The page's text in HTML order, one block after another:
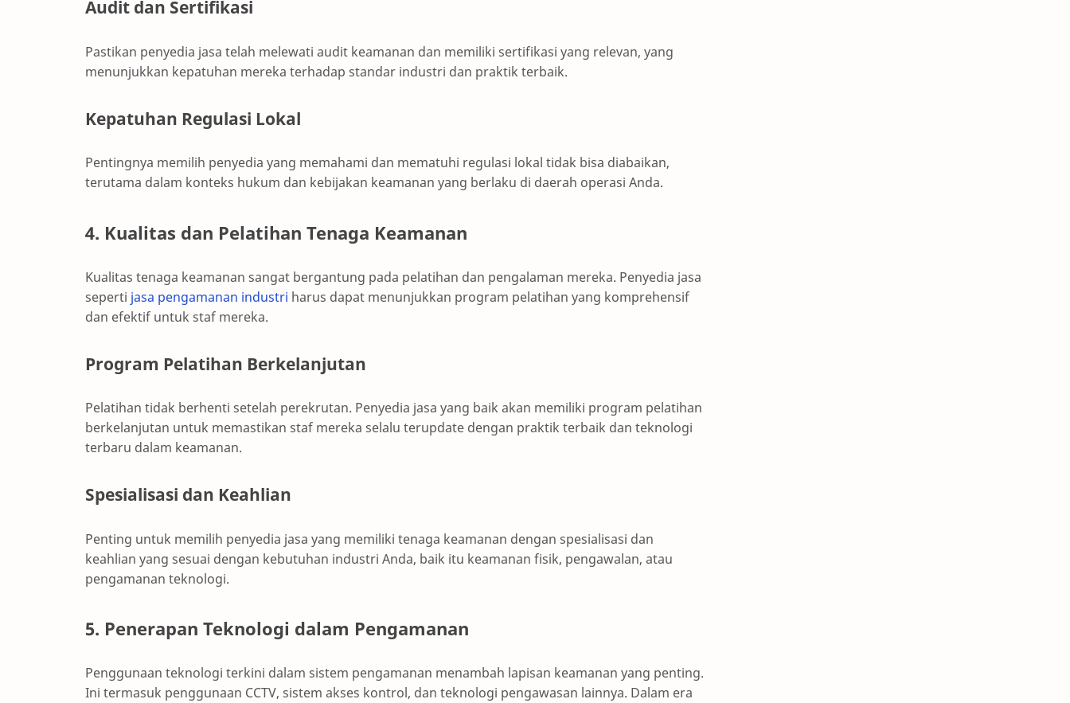
Audit dan Sertifikasi
Pastikan penyedia jasa telah melewati audit keamanan dan memiliki sertifikasi yang relevan, yang
menunjukkan kepatuhan mereka terhadap standar industri dan praktik terbaik.
Kepatuhan Regulasi Lokal
Pentingnya memilih penyedia yang memahami dan mematuhi regulasi lokal tidak bisa diabaikan,
terutama dalam konteks hukum dan kebijakan keamanan yang berlaku di daerah operasi Anda.
4. Kualitas dan Pelatihan Tenaga Keamanan
Kualitas tenaga keamanan sangat bergantung pada pelatihan dan pengalaman mereka. Penyedia jasa
seperti jasa pengamanan industri harus dapat menunjukkan program pelatihan yang komprehensif
dan efektif untuk staf mereka.
Program Pelatihan Berkelanjutan
Pelatihan tidak berhenti setelah perekrutan. Penyedia jasa yang baik akan memiliki program pelatihan
berkelanjutan untuk memastikan staf mereka selalu terupdate dengan praktik terbaik dan teknologi
terbaru dalam keamanan.
Spesialisasi dan Keahlian
Penting untuk memilih penyedia jasa yang memiliki tenaga keamanan dengan spesialisasi dan
keahlian yang sesuai dengan kebutuhan industri Anda, baik itu keamanan fisik, pengawalan, atau
pengamanan teknologi.
5. Penerapan Teknologi dalam Pengamanan
Penggunaan teknologi terkini dalam sistem pengamanan menambah lapisan keamanan yang penting.
Ini termasuk penggunaan CCTV, sistem akses kontrol, dan teknologi pengawasan lainnya. Dalam era